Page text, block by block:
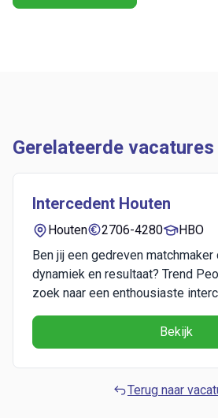
Gerelateerde vacatures
Intercedent Houten
Houten 2706-4280
HBO
Ben jij een gedreven matchmaker
dynamiek en resultaat? Trend
zoek naar een enthousiaste
team komt versterken! Als
accountmanager help je bedrijven
werkzoekenden aan de perfecte
als jouw uitdaging? Lees dan
Bekijk
Terug naar